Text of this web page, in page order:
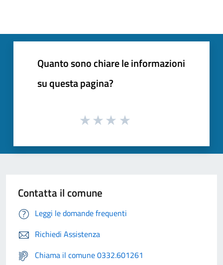
Quanto sono chiare le informazioni
su questa pagina?
Contatta il comune
Leggi le domande frequenti
Richiedi Assistenza
Chiama il comune 0332.601261